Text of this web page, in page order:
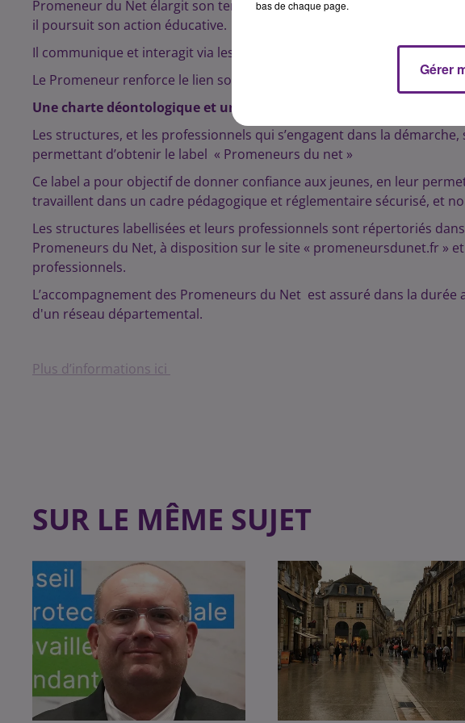
Promeneur du Net élargit son territoire d’intervention, propose une
il poursuit son action éducative.
Il communique et interagit via les blogs, les tchats, les forums…
Le Promeneur renforce le lien social et cultive un esprit critique face à
Une charte déontologique et un cadre pédagogique sécurisé
Les structures, et les professionnels qui s’engagent dans la
permettant d’obtenir le label « Promeneurs du net »
Ce label a pour objectif de donner confiance aux jeunes, en leur
travaillent dans un cadre pédagogique et réglementaire sécurisé, et
Les structures labellisées et leurs professionnels sont répertoriés
Promeneurs du Net, à disposition sur le site « promeneursdunet.fr »
professionnels.
L’accompagnement des Promeneurs du Net est assuré dans la
d'un réseau départemental.
Plus d’informations ici
SUR LE MÊME SUJET
bas de chaque page.
Gérer